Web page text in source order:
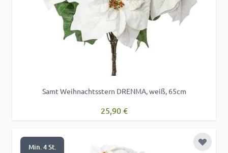
Samt Weihnachtsstern DRENMA, weiß, 65cm
25,90 €
Min. 4 St. Zur